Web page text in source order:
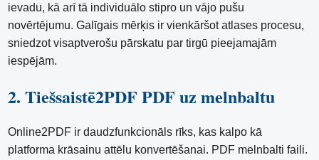
ievadu, kā arī tā individuālo stipro un vājo pušu
novērtējumu. Galīgais mērķis ir vienkāršot atlases procesu,
sniedzot visaptverošu pārskatu par tirgū pieejamajām
iespējām.
2. Tiešsaistē2PDF PDF uz melnbaltu
Online2PDF ir daudzfunkcionāls rīks, kas kalpo kā
platforma krāsainu attēlu konvertēšanai. PDF melnbalti faili.